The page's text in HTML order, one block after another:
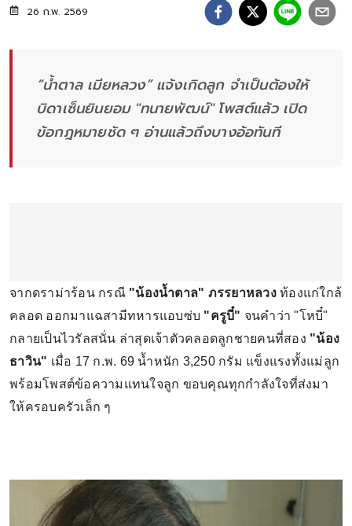
26 ก.พ. 2569
“น้ำตาล เมียหลวง” แจ้งเกิดลูก จำเป็นต้องให้
บิดาเซ็นยินยอม "ทนายพัฒน์" โพสต์แล้ว เปิด
ข้อกฎหมายชัด ๆ อ่านแล้วถึงบางอ้อทันที
จากดราม่าร้อน กรณี"น้องน้ำตาล" ภรรยาหลวงท้องแก่ใกล้
คลอด ออกมาแฉสามีทหารแอบซ่บ "ครูบี๋" จนคำว่า "โหบี๋"
กลายเป็นไวรัลสนั่น ล่าสุดเจ้าตัวคลอดลูกชายคนที่สอง "น้อง
ธาวิน" เมื่อ 17 ก.พ. 69 น้ำหนัก 3,250 กรัม แข็งแรงทั้งแม่ลูก
พร้อมโพสต์ข้อความแทนใจลูก ขอบคุณทุกกำลังใจที่ส่งมา
ให้ครอบครัวเล็ก ๆ